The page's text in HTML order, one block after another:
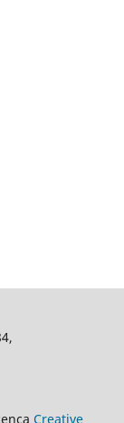
Creative